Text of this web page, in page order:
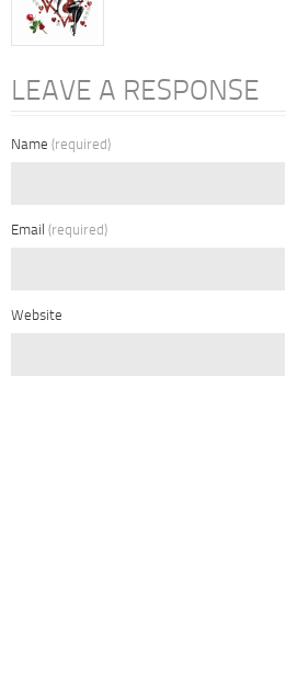
LEAVE A RESPONSE
Name (required)
Email (required)
Website